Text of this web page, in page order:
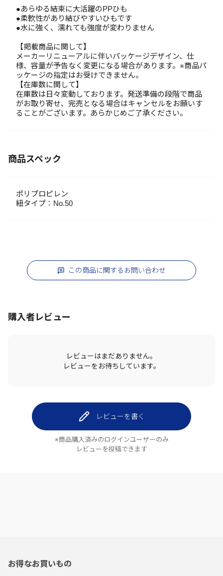
●あらゆる結束に大活躍のPPひも
●柔軟性があり結びやすいひもです
●水に強く、濡れても強度が変わりません
【掲載商品に関して】
メーカーリニューアルに伴いパッケージデザイン、仕
様、容量が予告なく変更になる場合があります。※商品パ
ッケージの指定はお受けできません。
【在庫数に関して】
在庫数は日々変動しております。発送準備の段階で商品
がお取り寄せ、完売となる場合はキャンセルをお願いす
ることがございます。あらかじめご了承ください。
商品スペック
ポリプロピレン
紐タイプ：No.50
この商品に関するお問い合わせ
購入者レビュー
レビューはまだありません。
レビューをお待ちしています。
レビューを書く
※商品購入済みのログインユーザーのみ
レビューを投稿できます
お得なお買いもの